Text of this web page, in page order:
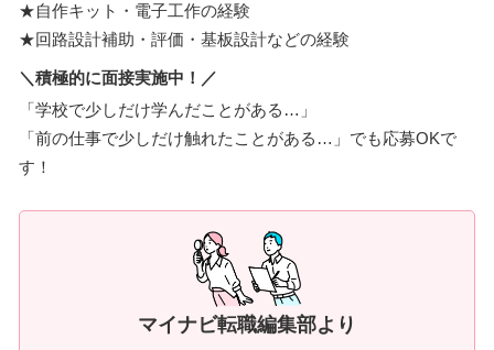
★自作キット・電子工作の経験
★回路設計補助・評価・基板設計などの経験
＼積極的に面接実施中！／
「学校で少しだけ学んだことがある…」
「前の仕事で少しだけ触れたことがある…」でも応募OKで
す！
マイナビ転職編集部より